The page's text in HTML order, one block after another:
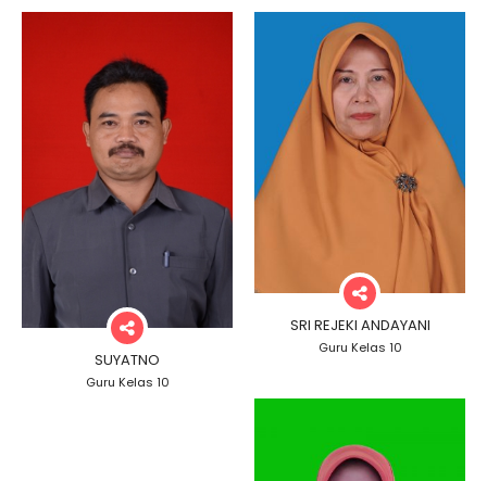
SUYATNO
Guru Kelas 10
SRI REJEKI ANDAYANI
Guru Kelas 10